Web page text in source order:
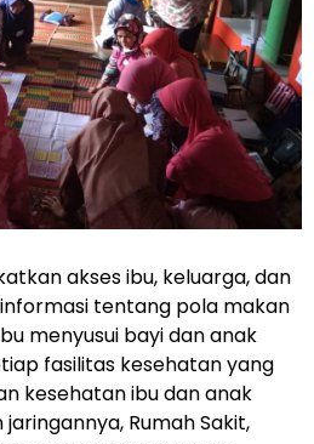
akses ibu, keluarga, dan
tentang pola makan
menyusui bayi dan anak
fasilitas kesehatan yang
kesehatan ibu dan anak
Rumah Sakit,